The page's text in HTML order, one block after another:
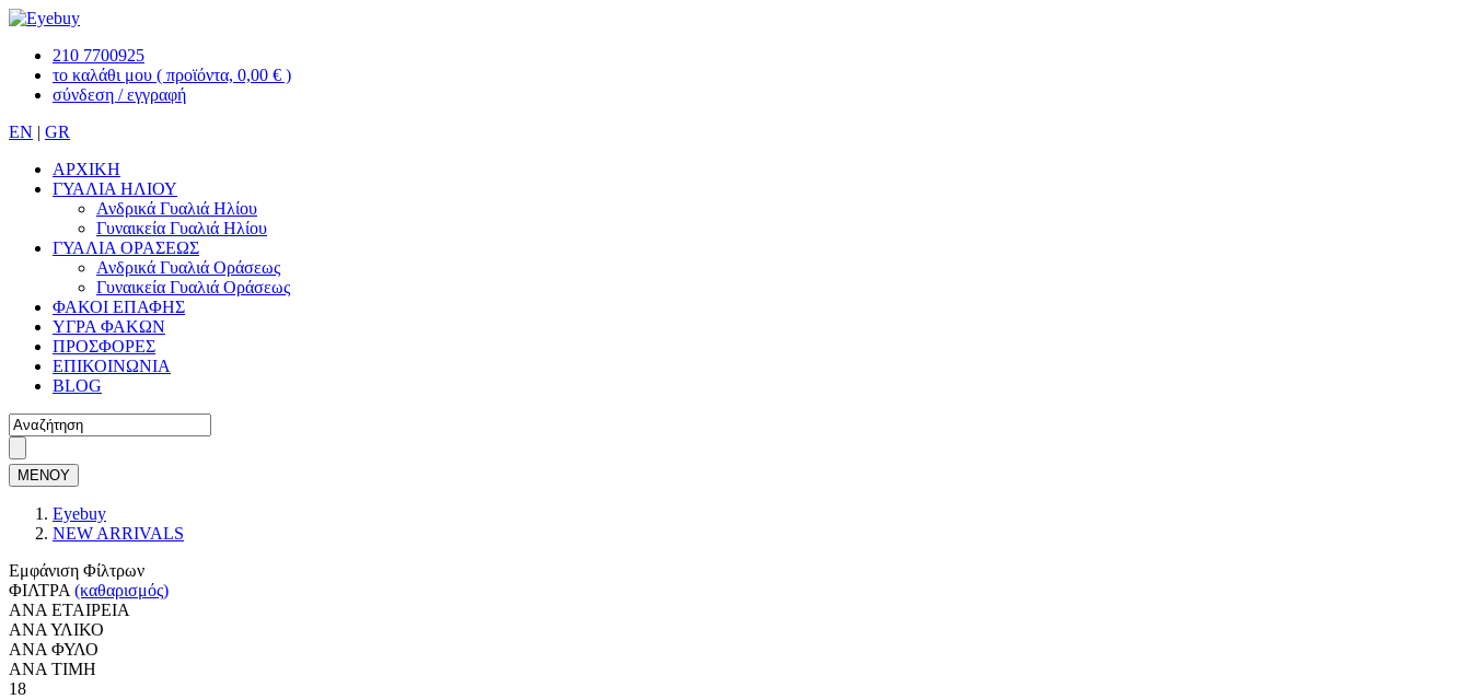
210 7700925
το καλάθι μου ( προϊόντα, 0,00 € )
σύνδεση / εγγραφή
EN | GR
ΑΡΧΙΚΗ
ΓΥΑΛΙΑ ΗΛΙΟΥ
Ανδρικά Γυαλιά Ηλίου
Γυναικεία Γυαλιά Ηλίου
ΓΥΑΛΙΑ ΟΡΑΣΕΩΣ
Ανδρικά Γυαλιά Οράσεως
Γυναικεία Γυαλιά Οράσεως
ΦΑΚΟΙ ΕΠΑΦΗΣ
ΥΓΡΑ ΦΑΚΩΝ
ΠΡΟΣΦΟΡΕΣ
ΕΠΙΚΟΙΝΩΝΙΑ
BLOG
ΜΕΝΟΥ
Eyebuy
NEW ARRIVALS
Εμφάνιση Φίλτρων
ΦΙΛΤΡΑ (καθαρισμός)
ΑΝΑ ΕΤΑΙΡΕΙΑ
ΑΝΑ ΥΛΙΚΟ
ΑΝΑ ΦΥΛΟ
ΑΝΑ ΤΙΜΗ
18